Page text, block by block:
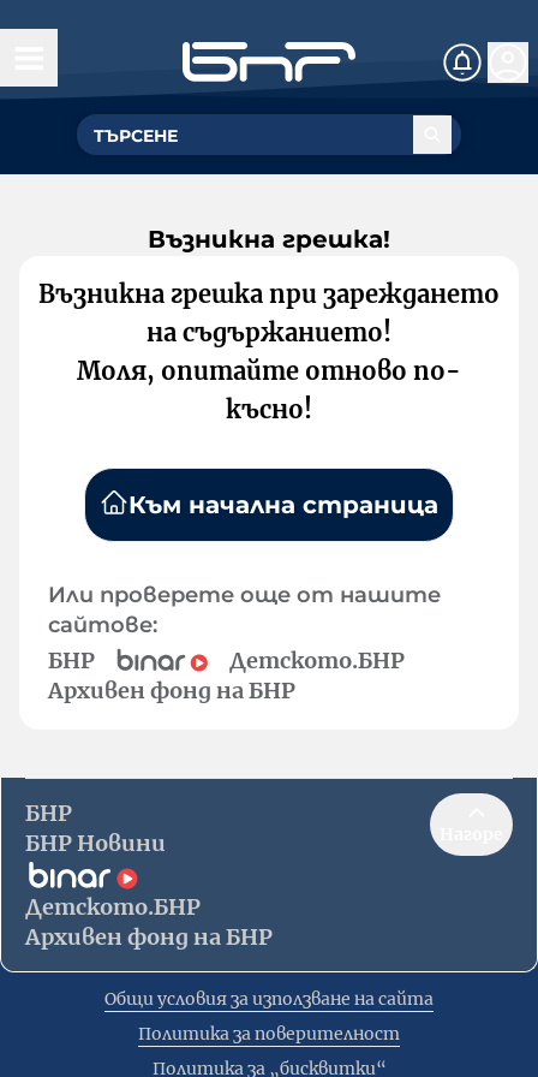
Възникна грешка!
Възникна грешка при зареждането
на съдържанието!
Моля, опитайте отново по-
късно!
Към начална страница
Или проверете още от нашите
сайтове:
БНР
Детското.БНР
Архивен фонд на БНР
БНР
БНР Новини
Детското.БНР
Архивен фонд на БНР
Общи условия за използване на сайта
Политика за поверителност
Политика за „бисквитки“